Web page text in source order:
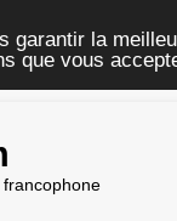
garantir la
que vous